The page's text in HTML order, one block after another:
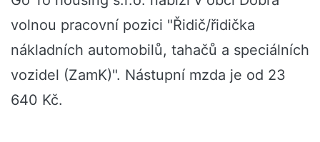
volnou pracovní pozici "Řidič/řidička
nákladních automobilů, tahačů a speciálních
vozidel (ZamK)". Nástupní mzda je od 23
640 Kč.